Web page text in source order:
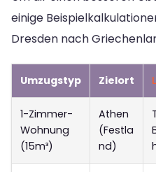
einige
Dresden nach
Umzugstyp Zielort
1-Zimmer-
Wohnung
(15m³)
Athen
(Festla
nd)